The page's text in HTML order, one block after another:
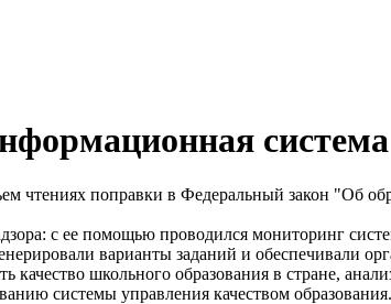
чтениях поправки в Федеральный закон "Об
с ее помощью проводился мониторинг
варианты заданий и обеспечивали
качество школьного образования в стране,
системы управления качеством образования.